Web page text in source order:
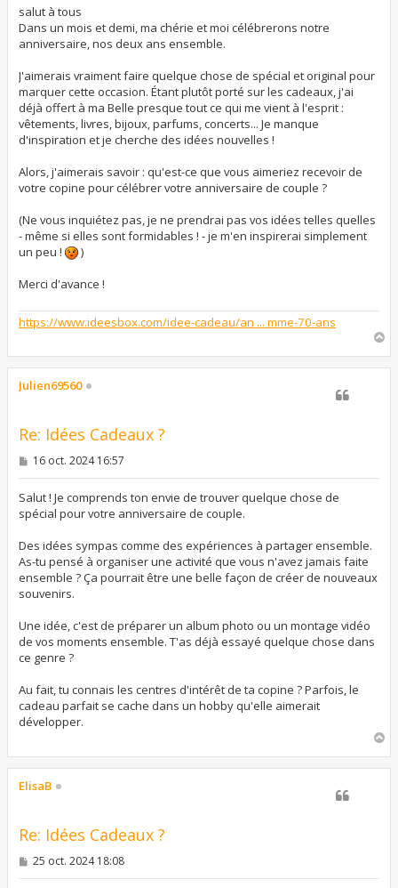
s
a
g
e
salut à tous
Dans un mois et demi, ma chérie et moi célébrerons notre
anniversaire, nos deux ans ensemble.
J'aimerais vraiment faire quelque chose de spécial et original pour
marquer cette occasion. Étant plutôt porté sur les cadeaux, j'ai
déjà offert à ma Belle presque tout ce qui me vient à l'esprit :
vêtements, livres, bijoux, parfums, concerts... Je manque
d'inspiration et je cherche des idées nouvelles !
Alors, j'aimerais savoir : qu'est-ce que vous aimeriez recevoir de
votre copine pour célébrer votre anniversaire de couple ?
(Ne vous inquiétez pas, je ne prendrai pas vos idées telles quelles
- même si elles sont formidables ! - je m'en inspirerai simplement
un peu !
)
Merci d'avance !
https://www.ideesbox.com/idee-cadeau/an ... mme-70-ans
u
Julien69560
Re: Idées Cadeaux ?
M
s
a
g
16 oct. 2024 16:57
Salut ! Je comprends ton envie de trouver quelque chose de
spécial pour votre anniversaire de couple.
Des idées sympas comme des expériences à partager ensemble.
As-tu pensé à organiser une activité que vous n'avez jamais faite
ensemble ? Ça pourrait être une belle façon de créer de nouveaux
souvenirs.
Une idée, c'est de préparer un album photo ou un montage vidéo
de vos moments ensemble. T'as déjà essayé quelque chose dans
ce genre ?
Au fait, tu connais les centres d'intérêt de ta copine ? Parfois, le
cadeau parfait se cache dans un hobby qu'elle aimerait
développer.
u
ElisaB
Re: Idées Cadeaux ?
M
25 oct. 2024 18:08